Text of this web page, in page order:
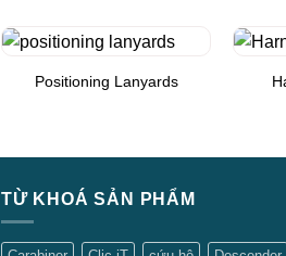
Add to
Positioning Lanyards
TỪ KHOÁ SẢN PHẨM